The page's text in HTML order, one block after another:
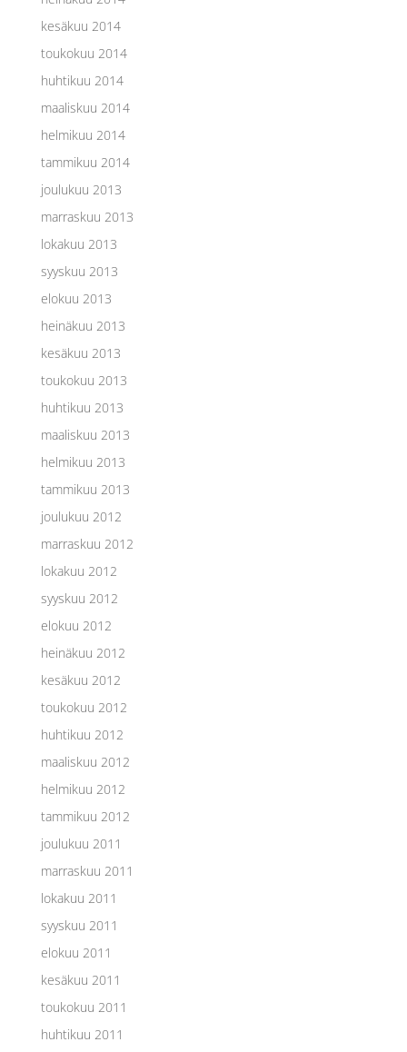
kesäkuu 2014
toukokuu 2014
huhtikuu 2014
maaliskuu 2014
helmikuu 2014
tammikuu 2014
joulukuu 2013
marraskuu 2013
lokakuu 2013
syyskuu 2013
elokuu 2013
heinäkuu 2013
kesäkuu 2013
toukokuu 2013
huhtikuu 2013
maaliskuu 2013
helmikuu 2013
tammikuu 2013
joulukuu 2012
marraskuu 2012
lokakuu 2012
syyskuu 2012
elokuu 2012
heinäkuu 2012
kesäkuu 2012
toukokuu 2012
huhtikuu 2012
maaliskuu 2012
helmikuu 2012
tammikuu 2012
joulukuu 2011
marraskuu 2011
lokakuu 2011
syyskuu 2011
elokuu 2011
kesäkuu 2011
toukokuu 2011
huhtikuu 2011